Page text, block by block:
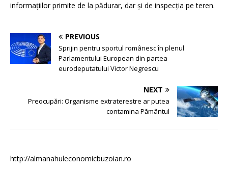
informațiilor primite de la pădurar, dar și de inspecția pe teren.
PREVIOUS
Sprijin pentru sportul românesc în plenul
Parlamentului European din partea
eurodeputatului Victor Negrescu
NEXT
Preocupări: Organisme extraterestre ar putea
contamina Pământul
http://almanahuleconomicbuzoian.ro